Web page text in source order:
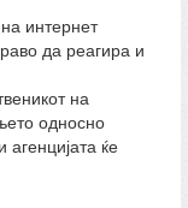
интернет
да реагира и
на
односно
ќе